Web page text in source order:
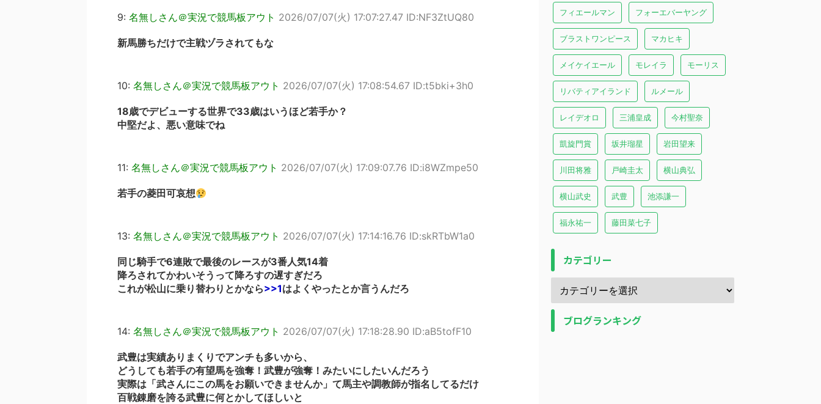
9: 名無しさん＠実況で競馬板アウト 2026/07/07(火) 17:07:27.47 ID:NF3ZtUQ80
新馬勝ちだけで主戦ヅラされてもな
10: 名無しさん＠実況で競馬板アウト 2026/07/07(火) 17:08:54.67 ID:t5bki+3h0
18歳でデビューする世界で33歳はいうほど若手か？
中堅だよ、悪い意味でね
11: 名無しさん＠実況で競馬板アウト 2026/07/07(火) 17:09:07.76 ID:i8WZmpe50
若手の菱田可哀想
13: 名無しさん＠実況で競馬板アウト 2026/07/07(火) 17:14:16.76 ID:skRTbW1a0
同じ騎手で6連敗で最後のレースが3番人気14着
降ろされてかわいそうって降ろすの遅すぎだろ
これが松山に乗り替わりとかなら>>1はよくやったとか言うんだろ
14: 名無しさん＠実況で競馬板アウト 2026/07/07(火) 17:18:28.90 ID:aB5tofF10
武豊は実績ありまくりでアンチも多いから、
どうしても若手の有望馬を強奪！武豊が強奪！みたいにしたいんだろう
実際は「武さんにこの馬をお願いできませんか」て馬主や調教師が指名してるだけ
百戦錬磨を誇る武豊に何とかしてほしいと
フィエールマン フォーエバーヤング
ブラストワンピース マカヒキ
メイケイエール モレイラ モーリス
リバティアイランド ルメール
レイデオロ 三浦皇成 今村聖奈
凱旋門賞 坂井瑠星 岩田望来
川田将雅 戸崎圭太 横山典弘
横山武史 武豊 池添謙一
福永祐一 藤田菜七子
カテゴリー
ブログランキング